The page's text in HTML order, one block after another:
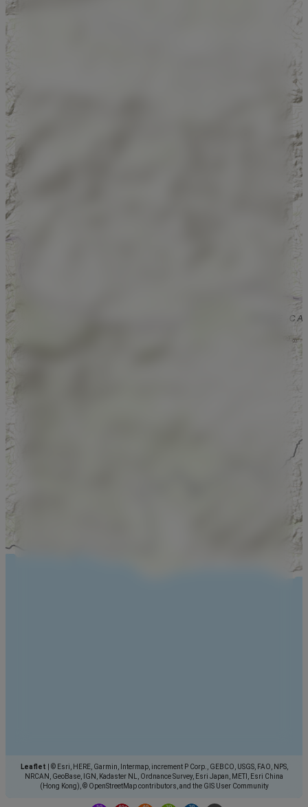
Leaflet
© Esri, HERE, Garmin, Intermap, increment P Corp., GEBCO, USGS, FAO, NPS,
NRCAN, GeoBase, IGN, Kadaster NL, Ordnance Survey, Esri Japan, METI, Esri China
(Hong Kong), © OpenStreetMap contributors, and the GIS User Community